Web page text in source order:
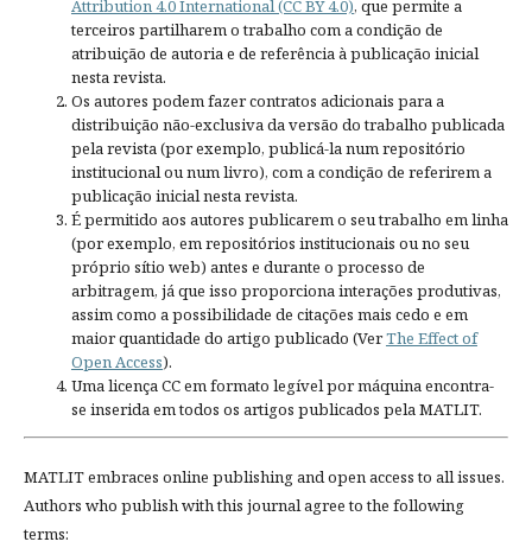
Attribution 4.0 International (CC BY 4.0), que permite a
terceiros partilharem o trabalho com a condição de
atribuição de autoria e de referência à publicação inicial
nesta revista.
Os autores podem fazer contratos adicionais para a
distribuição não-exclusiva da versão do trabalho publicada
pela revista (por exemplo, publicá-la num repositório
institucional ou num livro), com a condição de referirem a
publicação inicial nesta revista.
É permitido aos autores publicarem o seu trabalho em linha
(por exemplo, em repositórios institucionais ou no seu
próprio sítio web) antes e durante o processo de
arbitragem, já que isso proporciona interações produtivas,
assim como a possibilidade de citações mais cedo e em
maior quantidade do artigo publicado (VerThe Effect of
Open Access).
Uma licença CC em formato legível por máquina encontra-
se inserida em todos os artigos publicados pela MATLIT.
MATLIT embraces online publishing and open access to all issues.
Authors who publish with this journal agree to the following
terms: